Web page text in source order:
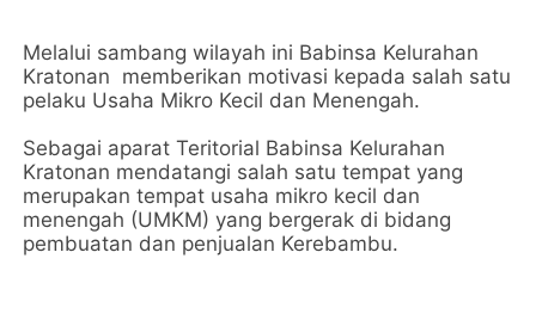
Melalui sambang wilayah ini Babinsa Kelurahan
Kratonan memberikan motivasi kepada salah satu
pelaku Usaha Mikro Kecil dan Menengah.
Sebagai aparat Teritorial Babinsa Kelurahan
Kratonan mendatangi salah satu tempat yang
merupakan tempat usaha mikro kecil dan
menengah (UMKM) yang bergerak di bidang
pembuatan dan penjualan Kerebambu.